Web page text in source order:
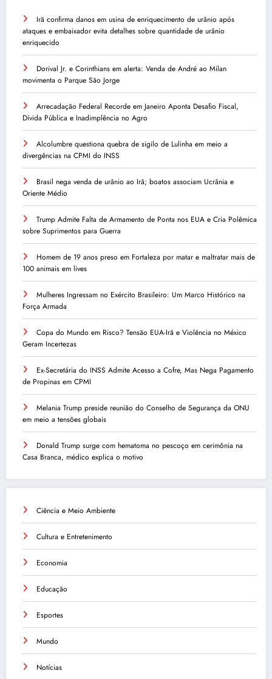
Irã confirma danos em usina de enriquecimento de urânio após
ataques e embaixador evita detalhes sobre quantidade de urânio
enriquecido
Dorival Jr. e Corinthians em alerta: Venda de André ao Milan
movimenta o Parque São Jorge
Arrecadação Federal Recorde em Janeiro Aponta Desafio Fiscal,
Dívida Pública e Inadimplência no Agro
Alcolumbre questiona quebra de sigilo de Lulinha em meio a
divergências na CPMI do INSS
Brasil nega venda de urânio ao Irã; boatos associam Ucrânia e
Oriente Médio
Trump Admite Falta de Armamento de Ponta nos EUA e Cria Polêmica
sobre Suprimentos para Guerra
Homem de 19 anos preso em Fortaleza por matar e maltratar mais de
100 animais em lives
Mulheres Ingressam no Exército Brasileiro: Um Marco Histórico na
Força Armada
Copa do Mundo em Risco? Tensão EUA-Irã e Violência no México
Geram Incertezas
Ex-Secretária do INSS Admite Acesso a Cofre, Mas Nega Pagamento
de Propinas em CPMI
Melania Trump preside reunião do Conselho de Segurança da ONU
em meio a tensões globais
Donald Trump surge com hematoma no pescoço em cerimônia na
Casa Branca, médico explica o motivo
Ciência e Meio Ambiente
Cultura e Entretenimento
Economia
Educação
Esportes
Mundo
Notícias